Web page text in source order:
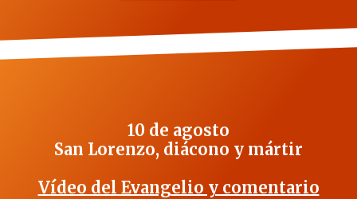
10 de agosto
San Lorenzo, diácono y mártir
Vídeo del Evangelio y comentario